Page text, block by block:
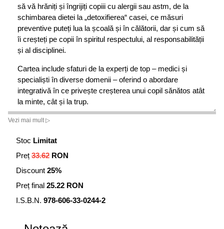
să vă hrăniți și îngrijiți copiii cu alergii sau astm, de la
schimbarea dietei la „detoxifierea“ casei, ce măsuri
preventive puteți lua la școală și în călătorii, dar și cum să
îi creșteți pe copii în spiritul respectului, al responsabilității
și al disciplinei.
Cartea include sfaturi de la experți de top – medici și
specialiști în diverse domenii – oferind o abordare
integrativă în ce privește creșterea unui copil sănătos atât
la minte, cât și la trup.
Vezi mai mult ▷
Stoc Limitat
Preț 33.62 RON
Discount 25%
Preț final 25.22 RON
I.S.B.N. 978-606-33-0244-2